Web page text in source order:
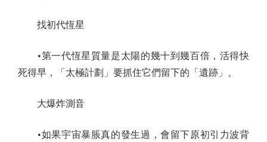
找初代恆星
•第一代恆星質量是太陽的幾十到幾百倍，活得快
死得早，「太極計劃」要抓住它們留下的「遺跡」。
大爆炸測音
•如果宇宙暴脹真的發生過，會留下原初引力波背